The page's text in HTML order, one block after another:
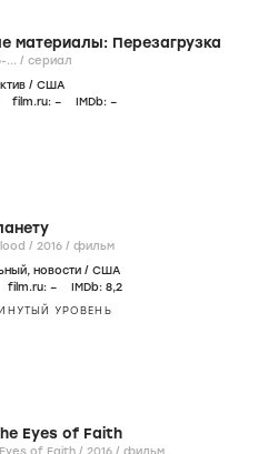
материалы: Перезагрузка
... / сериал
/ США
film.ru: – IMDb: –
Before the Flood / 2016 / фильм
, новости / США
film.ru: – IMDb: 8,2
УРОВЕНЬ
Eyes of Faith